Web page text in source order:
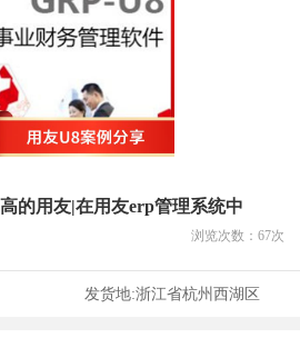
的用友|在用友erp管理系统中
浏览次数： 67次
发货地:浙江省杭州西湖区